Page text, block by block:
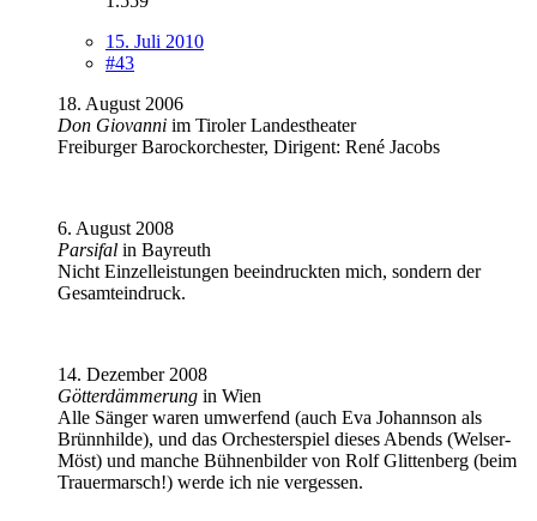
15. Juli 2010
#43
18. August 2006
Don Giovanni im Tiroler Landestheater
Freiburger Barockorchester, Dirigent: René Jacobs
6. August 2008
Parsifal in Bayreuth
Nicht Einzelleistungen beeindruckten mich, sondern der
Gesamteindruck.
14. Dezember 2008
Götterdämmerung in Wien
Alle Sänger waren umwerfend (auch Eva Johannson als
Brünnhilde), und das Orchesterspiel dieses Abends (Welser-
Möst) und manche Bühnenbilder von Rolf Glittenberg (beim
Trauermarsch!) werde ich nie vergessen.